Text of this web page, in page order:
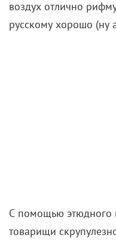
воздух отлично
русскому хорошо (ну
С помощью этюдного
товарищи